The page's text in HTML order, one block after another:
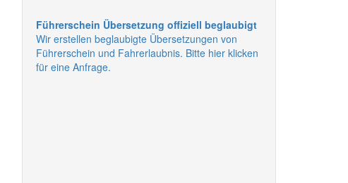
Führerschein Übersetzung offiziell beglaubigt
Wir erstellen beglaubigte Übersetzungen von
Führerschein und Fahrerlaubnis. Bitte hier klicken
für eine Anfrage.